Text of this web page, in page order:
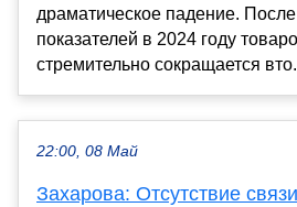
драматическое падение.
показателей в 2024 году
стремительно сокращается
22:00, 08 Май
Захарова: Отсутствие